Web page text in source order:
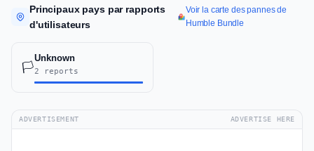
Principaux pays par rapports
d'utilisateurs
Voir la carte des pannes de
Humble Bundle
🏳️
Unknown
2 reports
ADVERTISEMENT ADVERTISE HERE